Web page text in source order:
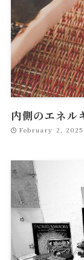
内側のエネル
February 2, 2025